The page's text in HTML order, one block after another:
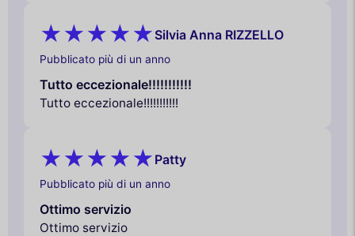
Silvia Anna RIZZELLO
Pubblicato più di un anno
Tutto eccezionale!!!!!!!!!!!
Tutto eccezionale!!!!!!!!!!!
Patty
Pubblicato più di un anno
Ottimo servizio
Ottimo servizio